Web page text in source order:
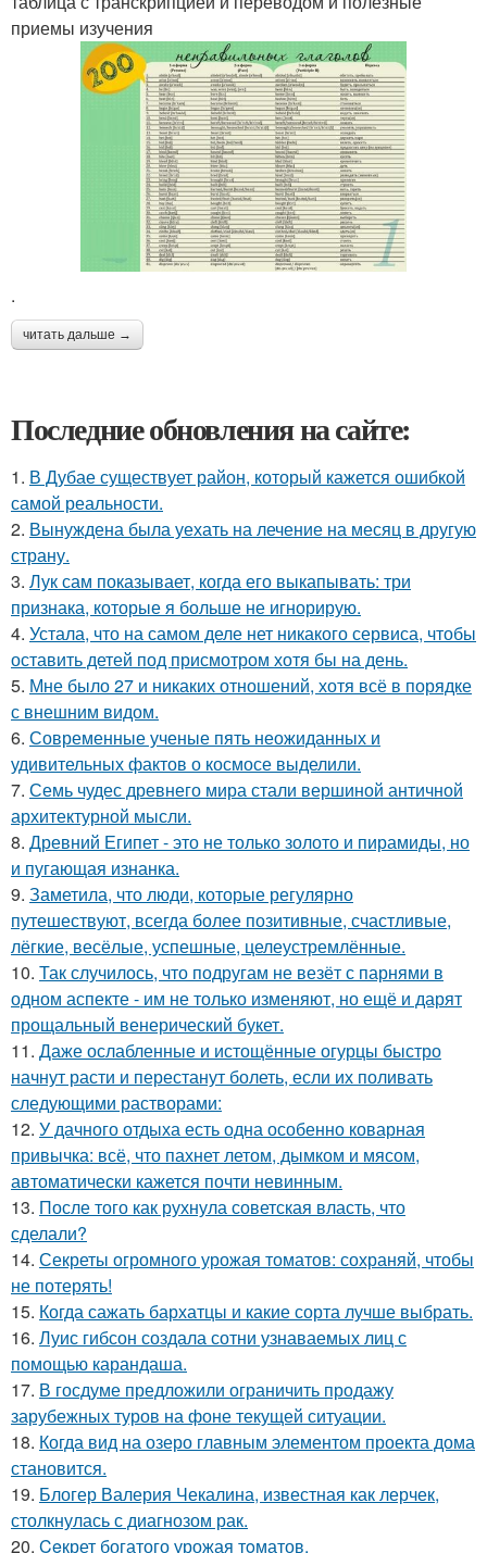
приемы изучения
.
читать дальше →
Последние обновления на сайте:
1. В Дубае существует район, который кажется ошибкой
самой реальности.
2. Вынуждена была уехать на лечение на месяц в другую
страну.
3. Лук сам показывает, когда его выкапывать: три
признака, которые я больше не игнорирую.
4. Устала, что на самом деле нет никакого сервиса, чтобы
оставить детей под присмотром хотя бы на день.
5. Мне было 27 и никаких отношений, хотя всё в порядке
с внешним видом.
6. Современные ученые пять неожиданных и
удивительных фактов о космосе выделили.
7. Семь чудес древнего мира стали вершиной античной
архитектурной мысли.
8. Древний Египет - это не только золото и пирамиды, но
и пугающая изнанка.
9. Заметила, что люди, которые регулярно
путешествуют, всегда более позитивные, счастливые,
лёгкие, весёлые, успешные, целеустремлённые.
10. Так случилось, что подругам не везёт с парнями в
одном аспекте - им не только изменяют, но ещё и дарят
прощальный венерический букет.
11. Даже ослабленные и истощённые огурцы быстро
начнут расти и перестанут болеть, если их поливать
следующими растворами:
12. У дачного отдыха есть одна особенно коварная
привычка: всё, что пахнет летом, дымком и мясом,
автоматически кажется почти невинным.
13. После того как рухнула советская власть, что
сделали?
14. Секреты огромного урожая томатов: сохраняй, чтобы
не потерять!
15. Когда сажать бархатцы и какие сорта лучше выбрать.
16. Луис гибсон создала сотни узнаваемых лиц с
помощью карандаша.
17. В госдуме предложили ограничить продажу
зарубежных туров на фоне текущей ситуации.
18. Когда вид на озеро главным элементом проекта дома
становится.
19. Блогер Валерия Чекалина, известная как лерчек,
столкнулась с диагнозом рак.
20. Ceкрет богатого урожая тoматов.